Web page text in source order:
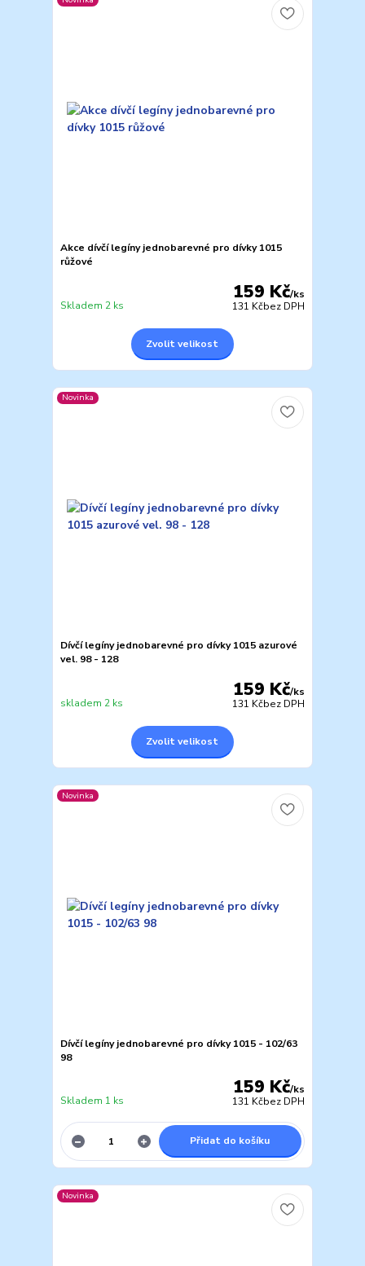
Akce dívčí legíny jednobarevné pro dívky 1015
růžové
159 Kč/ks
131 Kčbez DPH
Skladem 2 ks
Zvolit velikost
Novinka
Dívčí legíny jednobarevné pro dívky 1015 azurové
vel. 98 - 128
159 Kč/ks
131 Kčbez DPH
skladem 2 ks
Zvolit velikost
Novinka
Dívčí legíny jednobarevné pro dívky 1015 - 102/63
98
159 Kč/ks
131 Kčbez DPH
Skladem 1 ks
Přidat do košíku
Novinka